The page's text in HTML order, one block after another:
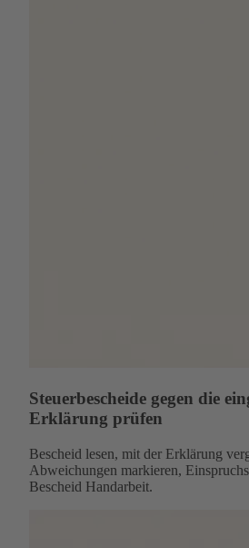
Steuerbescheide gegen die
Erklärung prüfen
Bescheid lesen, mit der Erklärung
Abweichungen markieren,
Bescheid Handarbeit.